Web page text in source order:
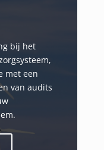
bij het
met een
van audits